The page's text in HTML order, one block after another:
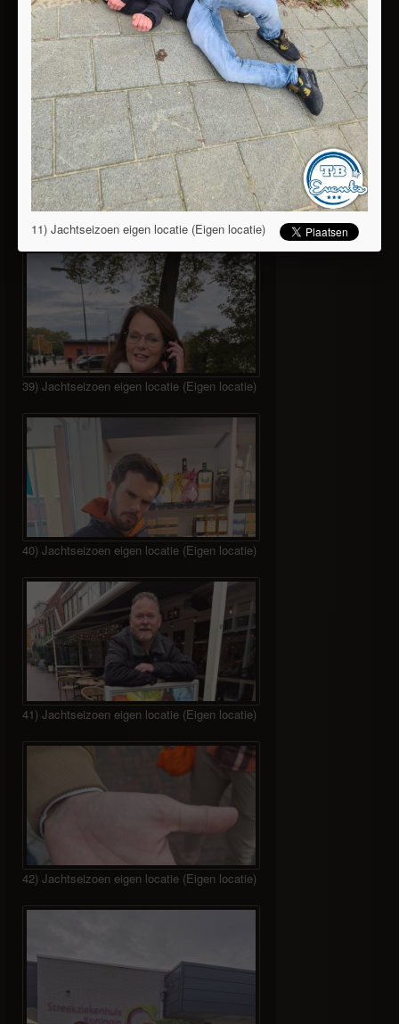
37) Jachtseizoen eigen locatie (Eigen locatie)
38) Jachtseizoen eigen locatie (Eigen locatie)
39) Jachtseizoen eigen locatie (Eigen locatie)
40) Jachtseizoen eigen locatie (Eigen locatie)
41) Jachtseizoen eigen locatie (Eigen locatie)
42) Jachtseizoen eigen locatie (Eigen locatie)
11) Jachtseizoen eigen locatie (Eigen locatie)